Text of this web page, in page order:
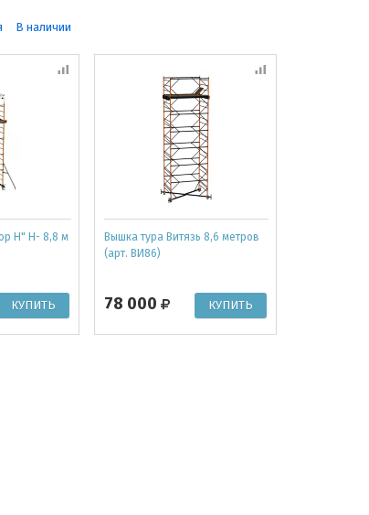
В наличии
Н" Н- 8,8 м
Вышка тура Витязь 8,6 метров
(арт. ВИ86)
78 000